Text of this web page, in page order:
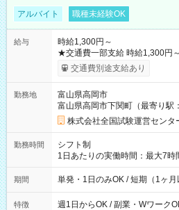
アルバイト 職種未経験OK
給与
時給1,300円～
★交通費一部支給 時給1,300円～ ※試験・役割により手当あり
※勤務回数により昇給あり 【
り！】 希望される場合、勤務
例】 ・河合塾模擬試験 8:30～
×8時間＝日収10,400円＋交通
円の場合あり ・国家試験 7:00
円（役割手当＋100円）×6時間＝日
間】試用期間なし
交通費別途支給あり
勤務地
富山県高岡市
富山県高岡市下関町（最寄り駅
株式会社全国試験運営センタ
勤務時間
シフト制
1日あたりの実働時間：最大7
間は 試験により異なります。
期間 単発・1日のみOK / 短期（1ヶ月
特徴 週1日からOK / 副業・Wワーク